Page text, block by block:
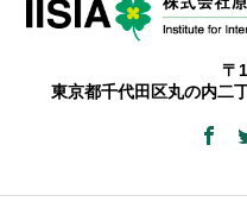
〒
東京都千代田区丸の内二